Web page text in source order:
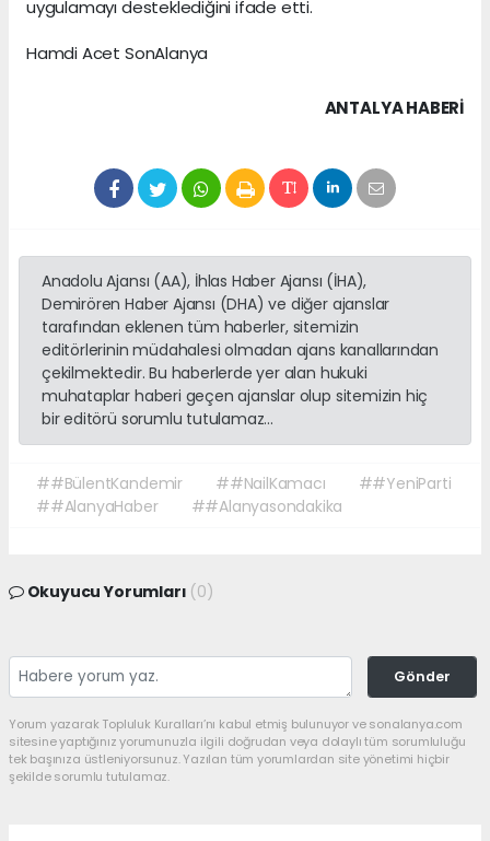
uygulamayı desteklediğini ifade etti.
Hamdi Acet SonAlanya
ANTALYA HABERİ
Anadolu Ajansı (AA), İhlas Haber Ajansı (İHA),
Demirören Haber Ajansı (DHA) ve diğer ajanslar
tarafından eklenen tüm haberler, sitemizin
editörlerinin müdahalesi olmadan ajans kanallarından
çekilmektedir. Bu haberlerde yer alan hukuki
muhataplar haberi geçen ajanslar olup sitemizin hiç
bir editörü sorumlu tutulamaz...
##BülentKandemir ##NailKamacı
##YeniParti
##AlanyaHaber
##Alanyasondakika
Okuyucu Yorumları (0)
Gönder
Yorum yazarak Topluluk Kuralları’nı kabul etmiş bulunuyor ve sonalanya.com
sitesine yaptığınız yorumunuzla ilgili doğrudan veya dolaylı tüm sorumluluğu
tek başınıza üstleniyorsunuz. Yazılan tüm yorumlardan site yönetimi hiçbir
şekilde sorumlu tutulamaz.